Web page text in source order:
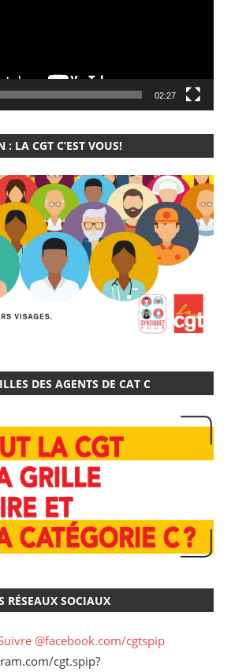
02:27
LA CGT C’EST VOUS!
DES AGENTS DE CAT C
RÉSEAUX SOCIAUX
@facebook.com/cgtspip
cgt.spip?